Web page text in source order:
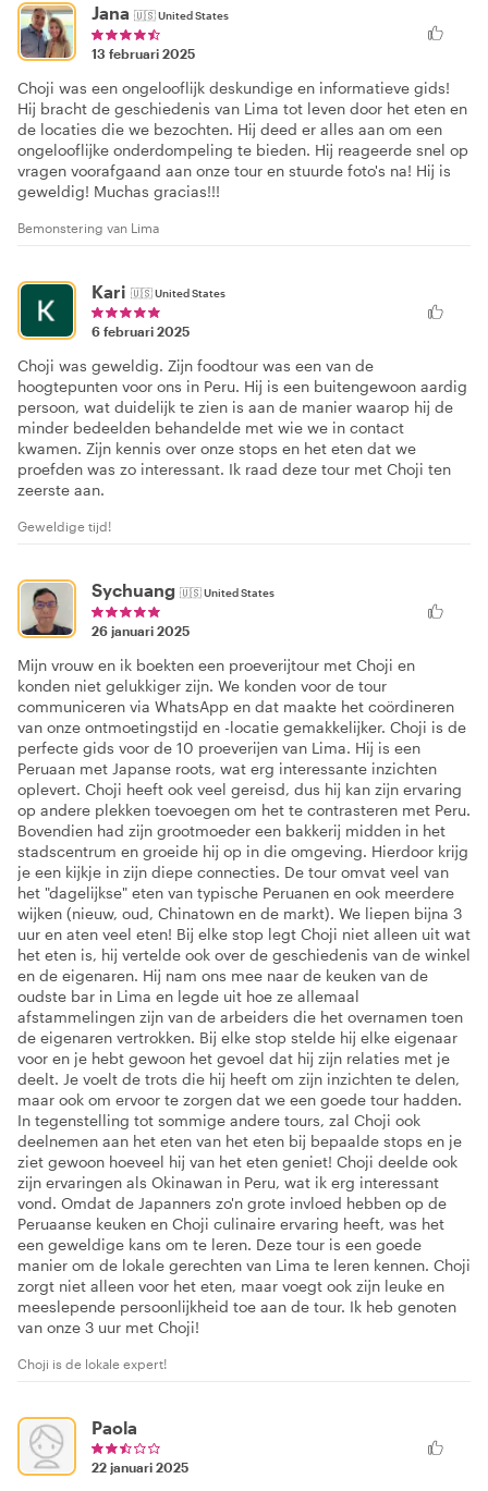
Jana 🇺🇸United States
13 februari 2025
Choji was een ongelooflijk deskundige en informatieve gids!
Hij bracht de geschiedenis van Lima tot leven door het eten en
de locaties die we bezochten. Hij deed er alles aan om een
ongelooflijke onderdompeling te bieden. Hij reageerde snel op
vragen voorafgaand aan onze tour en stuurde foto's na! Hij is
geweldig! Muchas gracias!!!
Bemonstering van Lima
Kari 🇺🇸United States
6 februari 2025
Choji was geweldig. Zijn foodtour was een van de
hoogtepunten voor ons in Peru. Hij is een buitengewoon aardig
persoon, wat duidelijk te zien is aan de manier waarop hij de
minder bedeelden behandelde met wie we in contact
kwamen. Zijn kennis over onze stops en het eten dat we
proefden was zo interessant. Ik raad deze tour met Choji ten
zeerste aan.
Geweldige tijd!
Sychuang 🇺🇸United States
26 januari 2025
Mijn vrouw en ik boekten een proeverijtour met Choji en
konden niet gelukkiger zijn. We konden voor de tour
communiceren via WhatsApp en dat maakte het coördineren
van onze ontmoetingstijd en -locatie gemakkelijker. Choji is de
perfecte gids voor de 10 proeverijen van Lima. Hij is een
Peruaan met Japanse roots, wat erg interessante inzichten
oplevert. Choji heeft ook veel gereisd, dus hij kan zijn ervaring
op andere plekken toevoegen om het te contrasteren met Peru.
Bovendien had zijn grootmoeder een bakkerij midden in het
stadscentrum en groeide hij op in die omgeving. Hierdoor krijg
je een kijkje in zijn diepe connecties. De tour omvat veel van
het "dagelijkse" eten van typische Peruanen en ook meerdere
wijken (nieuw, oud, Chinatown en de markt). We liepen bijna 3
uur en aten veel eten! Bij elke stop legt Choji niet alleen uit wat
het eten is, hij vertelde ook over de geschiedenis van de winkel
en de eigenaren. Hij nam ons mee naar de keuken van de
oudste bar in Lima en legde uit hoe ze allemaal
afstammelingen zijn van de arbeiders die het overnamen toen
de eigenaren vertrokken. Bij elke stop stelde hij elke eigenaar
voor en je hebt gewoon het gevoel dat hij zijn relaties met je
deelt. Je voelt de trots die hij heeft om zijn inzichten te delen,
maar ook om ervoor te zorgen dat we een goede tour hadden.
In tegenstelling tot sommige andere tours, zal Choji ook
deelnemen aan het eten van het eten bij bepaalde stops en je
ziet gewoon hoeveel hij van het eten geniet! Choji deelde ook
zijn ervaringen als Okinawan in Peru, wat ik erg interessant
vond. Omdat de Japanners zo'n grote invloed hebben op de
Peruaanse keuken en Choji culinaire ervaring heeft, was het
een geweldige kans om te leren. Deze tour is een goede
manier om de lokale gerechten van Lima te leren kennen. Choji
zorgt niet alleen voor het eten, maar voegt ook zijn leuke en
meeslepende persoonlijkheid toe aan de tour. Ik heb genoten
van onze 3 uur met Choji!
Choji is de lokale expert!
Paola
22 januari 2025